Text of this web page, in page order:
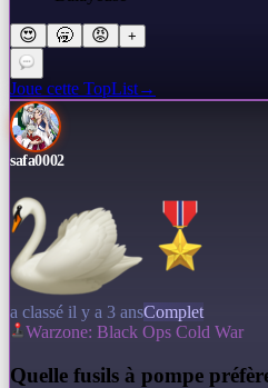
😍 🥱 😡 +
Joue cette TopList→
safa0002
a classé il y a 3 ansComplet
Warzone: Black Ops Cold War
Quelle fusils à pompe